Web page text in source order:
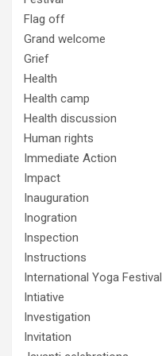
Flag off
Grand welcome
Grief
Health
Health camp
Health discussion
Human rights
Immediate Action
Impact
Inauguration
Inogration
Inspection
Instructions
International Yoga Festival
Intiative
Investigation
Invitation